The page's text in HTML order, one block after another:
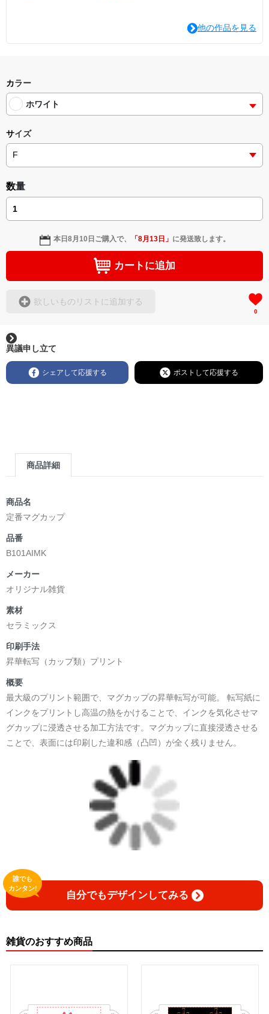
他の作品を見る
カラー
ホワイト
サイズ
数量
本日8月10日 ご購入で、 「8月13日 」 に発送致します。
カートに追加
欲しいものリストに追加する
0
異議申し立て
シェアして応援する ポストして応援する
商品詳細
商品名
定番マグカップ
品番
B101AIMK
メーカー
オリジナル雑貨
素材
セラミックス
印刷手法
昇華転写（カップ類）プリント
概要
最大級のプリント範囲で、マグカップの昇華転写が可能。 転写紙に
インクをプリントし高温の熱をかけることで、インクを気化させマ
グカップに浸透させる加工方法です。マグカップに直接浸透させる
ことで、表面には印刷した違和感（凸凹）が全く残りません。
自分でもデザインしてみる
誰でも
カンタン!
雑貨のおすすめ商品